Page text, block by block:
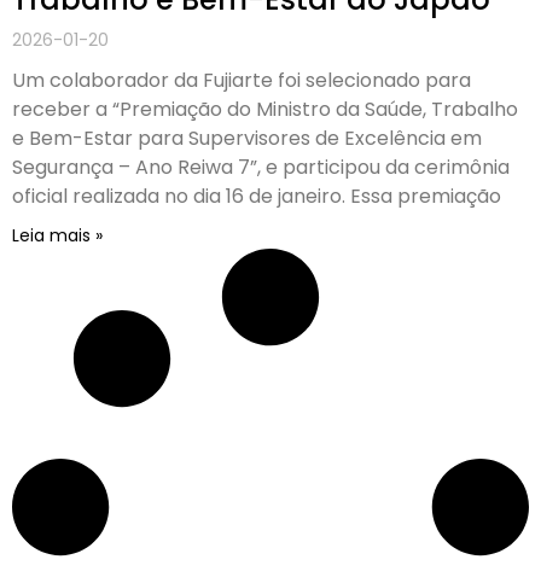
2026-01-20
Um colaborador da Fujiarte foi selecionado para
receber a “Premiação do Ministro da Saúde, Trabalho
e Bem-Estar para Supervisores de Excelência em
Segurança – Ano Reiwa 7”, e participou da cerimônia
oficial realizada no dia 16 de janeiro. Essa premiação
Leia mais »